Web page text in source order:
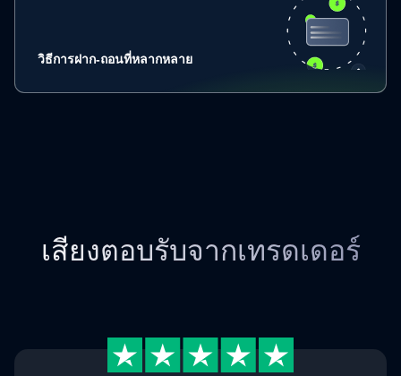
วิธีการฝาก-ถอนที่หลากหลาย
เสียงตอบรับจากเทรดเดอร์